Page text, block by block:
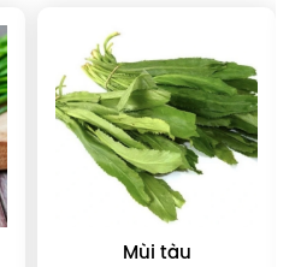
Mùi tàu